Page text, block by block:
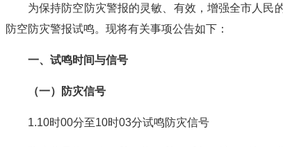
为保持防空防灾警报的灵敏、有效，增强全市人民
防空防灾警报试鸣。现将有关事项公告如下：
一、试鸣时间与信号
（一）防灾信号
1.10时00分至10时03分试鸣防灾信号